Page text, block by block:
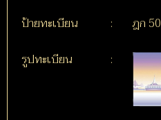
ป้ายทะเบียน
:
ฎก
รูปทะเบียน
: